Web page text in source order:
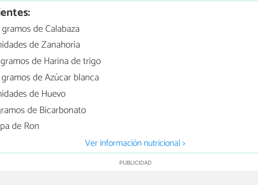
de Calabaza
de Zanahoria
de Harina de trigo
de Azúcar blanca
de Huevo
de Bicarbonato
de Ron
Ver información nutricional >